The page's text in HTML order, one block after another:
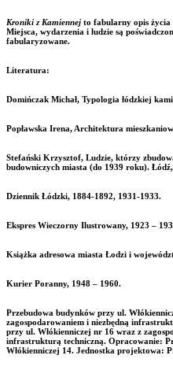
Kroniki z Kamiennej to fabularny opis
Miejsca, wydarzenia i ludzie są
fabularyzowane.
Literatura:
Domińczak Michał, Typologia łódzkiej
Popławska Irena, Architektura
Stefański Krzysztof, Ludzie, którzy
budowniczych miasta (do 1939 roku).
Dziennik Łódzki, 1884-1892, 1931-1933.
Ekspres Wieczorny Ilustrowany, 1923 –
Książka adresowa miasta Łodzi i
Kurier Poranny, 1948 – 1960.
Przebudowa budynków przy ul.
zagospodarowaniem i niezbędną
przy ul. Włókienniczej nr 16 wraz z
infrastrukturą techniczną. Opracowanie:
Włókienniczej 14. Jednostka projektowa: